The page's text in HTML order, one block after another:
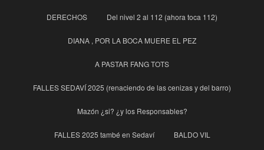
DERECHOS Del nivel 2 al 112 (ahora toca 112)
DIANA , POR LA BOCA MUERE EL PEZ
A PASTAR FANG TOTS
FALLES SEDAVÍ 2025 (renaciendo de las cenizas y del barro)
Mazón ¿si? ¿y los Responsables?
FALLES 2025 també en Sedaví BALDO VIL